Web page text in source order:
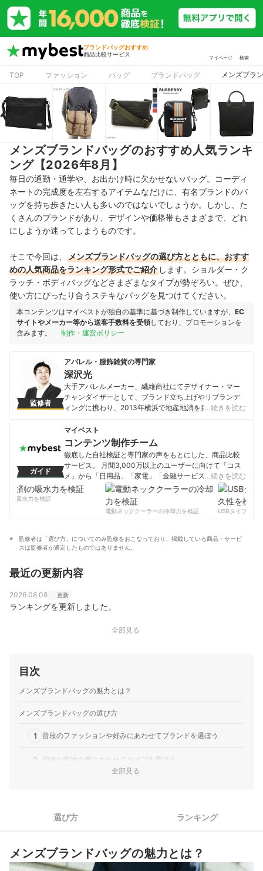
ブランドバッグおすすめ
商品比較サービス
マイページ 検索
TOP ファッション バッグ ブランドバッグ メンズブラ
メンズブランドバッグのおすすめ人気ランキ
ング【2026年8月】
毎日の通勤・通学や、お出かけ時に欠かせないバッグ。コーディ
ネートの完成度を左右するアイテムなだけに、有名ブランドのバ
ッグを持ち歩きたい人も多いのではないでしょうか。しかし、た
くさんのブランドがあり、デザインや価格帯もさまざまで、どれ
にしようか迷ってしまうものです。
そこで今回は、
メンズブランドバッグの選び方とともに、おすす
めの人気商品をランキング形式でご紹介 します。ショルダー・ク
ラッチ・ボディバッグなどさまざまなタイプが勢ぞろい。ぜひ、
使い方にぴったり合うステキなバッグを見つけてください。
本コンテンツはマイベストが独自の基準に基づき制作していますが、 EC
サイトやメーカー等から送客手数料を受領しており、プロモーションを
含みます。
制作・運営ポリシー
監修者
アパレル・服飾雑貨の専門家
深沢光
大手アパレルメーカー、繊維商社にてデザイナー・マー
チャンダイザーとして、ブランド立ち上げやリブランデ
ィングに携わり、2013年横浜で地産地消を目的としたフ
創業。2019年デザインラボ株式会社設立。同社の代表取
締役／クリエイティブ／ディレクター／デザイナー。企
業向けファッション・スポーツ・ユニフォーム・サイク
ル製品等のブランディング、マーケティング・デザイン
支援を行う。
深沢光のプロフィール
…続きを読む
ガイド
マイベスト
コンテンツ制作チーム
徹底した自社検証と専門家の声をもとにした、商品比較
サービス。 月間3,000万以上のユーザーに向けて「コス
メ」から「日用品」「家電」「金融サービス」まで、ベ
ストな商品を選んでもらうために、毎日コンテンツを制
コンテンツ制作チームのプロフィール
…続きを読む
の吸水力を検証
電動ネッククーラーの冷却力を検証
USBタイプCケー
監修者は「選び方」についてのみ監修をおこなっており、掲載している商品・サービ
スは監修者が選定したものではありません。
最近の更新内容
2026.08.08 更新
ランキングを更新しました。
全部見る
目次
メンズブランドバッグの魅力とは？
メンズブランドバッグの選び方
1 普段のファッションや好みにあわせてブランドを選ぼう
2 用途や荷物の量にあわせてタイプを選ぼう
メンズブランドバッグ全58商品おすすめ人気ランキング
メンズブランドバッグを使ったコーディネートも紹介！
全部見る
選び方 ランキング
メンズブランドバッグの魅力とは？